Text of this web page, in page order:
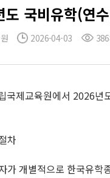
국비유학(연
2026-04-03
국제교육원에서 2026년
차
가 개별적으로 한국유